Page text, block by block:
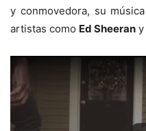
y conmovedora, su
artistas como Ed Sheeran y